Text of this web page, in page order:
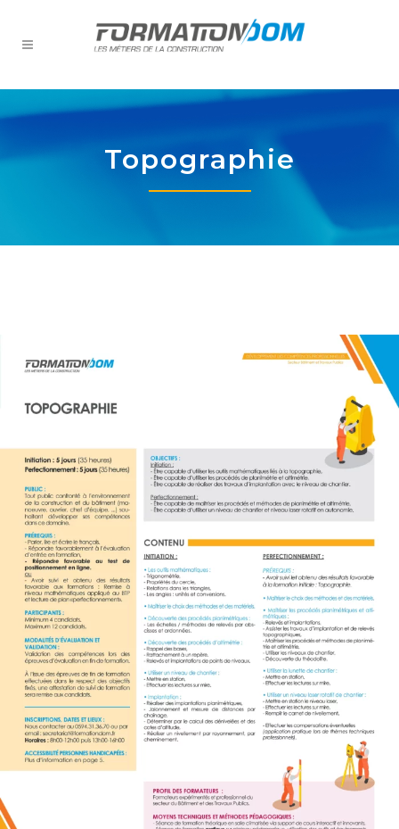
Topographie